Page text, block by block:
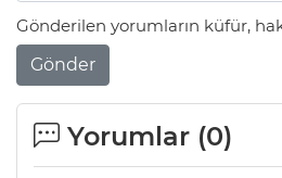
Gönderilen yorumların küfür,
Gönder
Yorumlar (0)